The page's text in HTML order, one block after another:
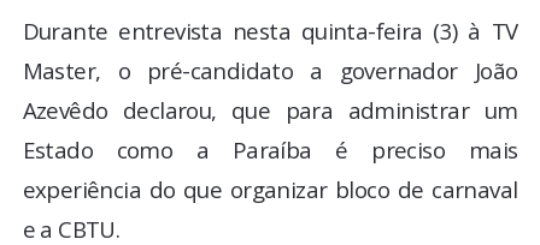
TV LPB
FOTOS
COLUNISTAS
Durante entrevista nesta quinta-feira (3) à TV
Master, o pré-candidato a governador João
Azevêdo declarou, que para administrar um
Estado como a Paraíba é preciso mais
experiência do que organizar bloco de carnaval
e a CBTU.